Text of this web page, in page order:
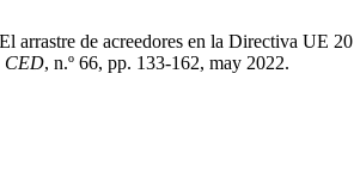
arrastre de acreedores en la Directiva UE
CED, n.º 66, pp. 133-162, may 2022.